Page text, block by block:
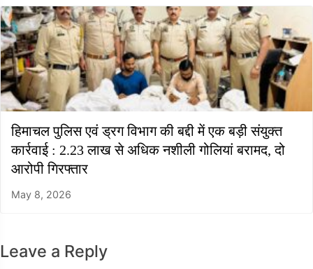
हिमाचल पुलिस एवं ड्रग विभाग की बद्दी में एक बड़ी संयुक्त
कार्रवाई : 2.23 लाख से अधिक नशीली गोलियां बरामद, दो
आरोपी गिरफ्तार
May 8, 2026
Leave a Reply